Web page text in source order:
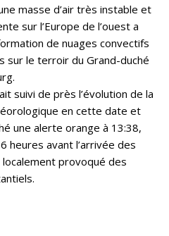
masse d’air très instable et
sur l’Europe de l’ouest a
de nuages convectifs
sur le terroir du Grand-duché
suivi de près l’évolution de la
en cette date et
une alerte orange à 13:38,
heures avant l’arrivée des
provoqué des